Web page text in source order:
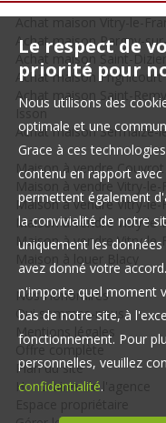
Achat maison Vitry-le-
Achat maison Pargny-
Achat maison Saint-Dizier
Achat maison Frignicourt
Achat maison Saint-
Isson
Achat maison Sermaize-
Maison à vendre Couvrot
Maison à vendre Vitry-le-
Maison à vendre Vitry-le-
Maison à vendre Vitry-le-
Maison à vendre Vitry-le-
Maison à louer Blacy
Nos Honoraires
Qui sommes-nous
Mentions légales
Offre complète
Plan du site
Honoraires de l'agence
Le respect de
priorité pour
Nous utilisons des
optimale et une
Grace à ces
contenu en rapport
permettent également
la convivialité de notre
uniquement les
avez donné votre
n'importe quel moment
bas de notre site, à
fonctionnement. Pour
personnelles, veuillez
confidentialité.